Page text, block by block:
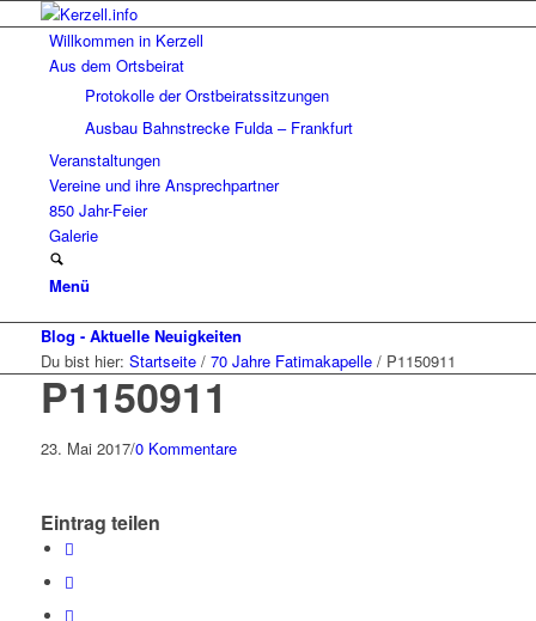
Willkommen in Kerzell
Aus dem Ortsbeirat
Protokolle der Orstbeiratssitzungen
Ausbau Bahnstrecke Fulda – Frankfurt
Veranstaltungen
Vereine und ihre Ansprechpartner
850 Jahr-Feier
Galerie
Menü
Blog - Aktuelle Neuigkeiten
Du bist hier: Startseite / 70 Jahre Fatimakapelle / P1150911
P1150911
23. Mai 2017/0 Kommentare
Eintrag teilen